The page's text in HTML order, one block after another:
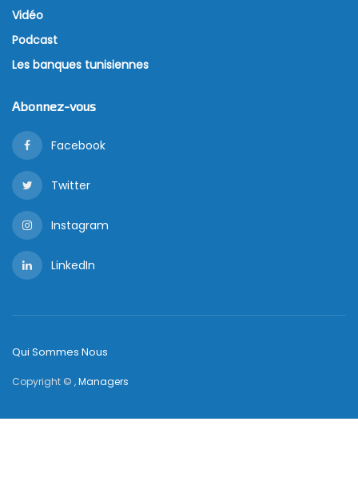
Vidéo
Podcast
Les banques tunisiennes
Abonnez-vous
Facebook
Twitter
Instagram
LinkedIn
Qui Sommes Nous
Copyright © ,Managers